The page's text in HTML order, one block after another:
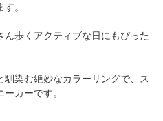
。
歩くアクティブな日にもぴった
染む絶妙なカラーリングで、ス
カーです。